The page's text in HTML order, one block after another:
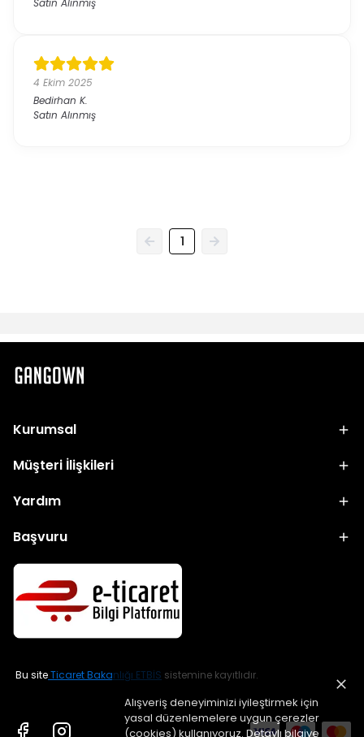
Alışveriş deneyiminizi iyileştirmek için
yasal düzenlemelere uygun çerezler
(cookies) kullanıyoruz. Detaylı bilgiye
Satın Alınmış
4 Ekim 2025
Bedirhan K.
Satın Alınmış
1
Kurumsal
Müşteri İlişkileri
Yardım
Başvuru
Bu siteTicaret Bakanlığı ETBİS sistemine kayıtlıdır.